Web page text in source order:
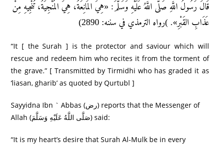
قَالَ رَسُولُ اللَّهِ صَلَّى اللَّهُ عَلَيْهِ وَسَلَّمَ: «هِيَ المَانِعَةُ، هِيَ المُنْجِيَةُ، تُنْجِيهِ مِنْ
عَذَابِ القَبْرِ». )رواه الترمذي في سننه: 2890)
“It [ the Surah ] is the protector and saviour which will
rescue and redeem him who recites it from the torment of
the grave.” [ Transmitted by Tirmidhi who has graded it as
‘liasan, gharib’ as quoted by Qurtubl ]
Sayyidna Ibn ` Abbas (رض) reports that the Messenger of
Allah (صَلَّى اللَّهُ عَلَيْهِ وَسَلَّمَ) said:
“It is my heart’s desire that Surah Al-Mulk be in every